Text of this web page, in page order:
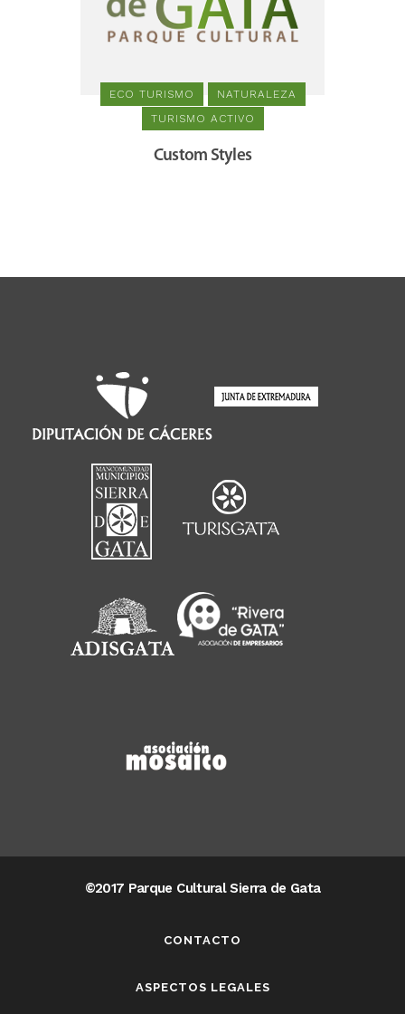
ECO TURISMO
NATURALEZA
TURISMO ACTIVO
Custom Styles
©2017 Parque Cultural Sierra de Gata
CONTACTO
ASPECTOS LEGALES